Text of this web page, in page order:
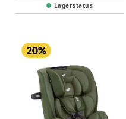
Lagerstatus